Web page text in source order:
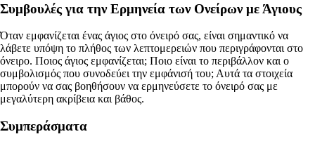
Συμβουλές για την Ερμηνεία των Ονείρων με Άγιους
Όταν εμφανίζεται ένας άγιος στο όνειρό σας, είναι σημαντικό να
λάβετε υπόψη το πλήθος των λεπτομερειών που περιγράφονται στο
όνειρο. Ποιος άγιος εμφανίζεται; Ποιο είναι το περιβάλλον και ο
συμβολισμός που συνοδεύει την εμφάνισή του; Αυτά τα στοιχεία
μπορούν να σας βοηθήσουν να ερμηνεύσετε το όνειρό σας με
μεγαλύτερη ακρίβεια και βάθος.
Συμπεράσματα